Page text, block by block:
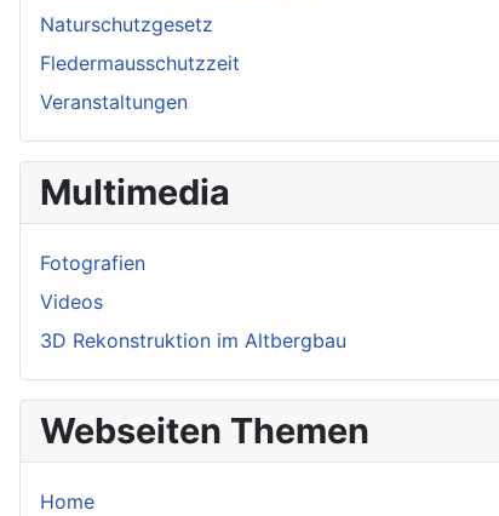
Naturschutzgesetz
Fledermausschutzzeit
Veranstaltungen
Multimedia
Fotografien
Videos
3D Rekonstruktion im Altbergbau
Webseiten Themen
Home